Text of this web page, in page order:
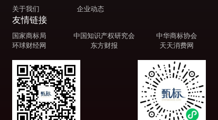
关于我们 企业动态
友情链接
国家商标局 中国知识产权研究会
中华商标协会
环球财经网
东方财报 天天消费网